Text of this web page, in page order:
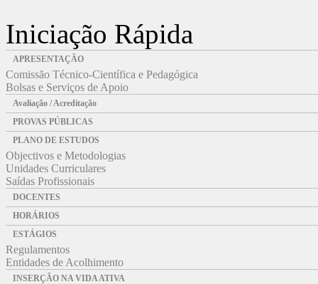
Iniciação Rápida
APRESENTAÇÃO
Comissão Técnico-Científica e Pedagógica
Bolsas e Serviços de Apoio
Avaliação / Acreditação
PROVAS PÚBLICAS
PLANO DE ESTUDOS
Objectivos e Metodologias
Unidades Curriculares
Saídas Profissionais
DOCENTES
HORÁRIOS
ESTÁGIOS
Regulamentos
Entidades de Acolhimento
INSERÇÃO NA VIDA ATIVA